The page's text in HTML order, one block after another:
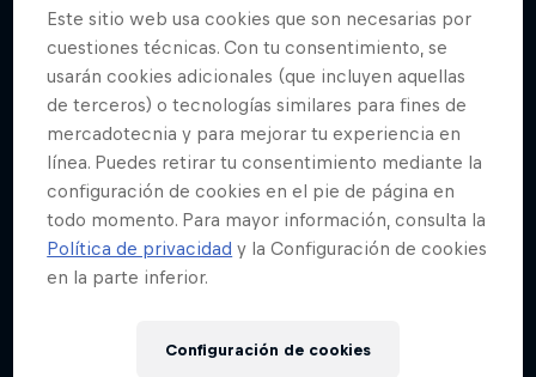
Este sitio web usa cookies que son necesarias por
cuestiones técnicas. Con tu consentimiento, se
usarán cookies adicionales (que incluyen aquellas
de terceros) o tecnologías similares para fines de
mercadotecnia y para mejorar tu experiencia en
línea. Puedes retirar tu consentimiento mediante la
configuración de cookies en el pie de página en
todo momento. Para mayor información, consulta la
Política de privacidad y la Configuración de cookies
en la parte inferior.
Configuración de cookies